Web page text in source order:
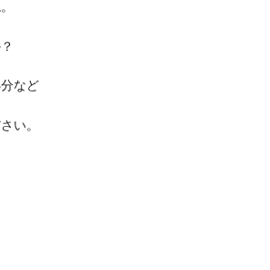
など
い。